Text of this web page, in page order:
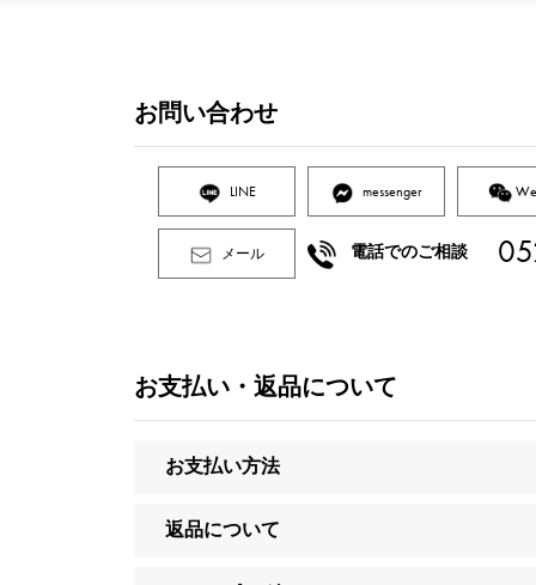
お問い合わせ
LINE messenger
メール 電話でのご相談
お支払い・返品について
お支払い方法
返品について